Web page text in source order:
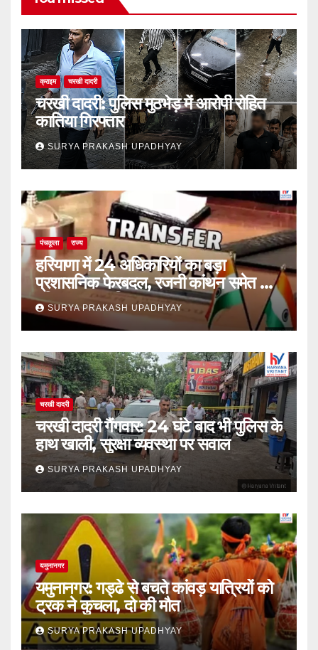
क्राइम चरखी दादरी
चरखी दादरी: पुलिस मुठभेड़ में आरोपी रोहित
कातिया गिरफ्तार
SURYA PRAKASH UPADHYAY
पंचकूला राज्य
हरियाणा में 24 अधिकारियों का बड़ा
प्रशासनिक फेरबदल, रजनी कांथन समेत कई
वरिष्ठ IAS शामिल
SURYA PRAKASH UPADHYAY
चरखी दादरी
चरखी दादरी गैंगवार: 24 घंटे बाद भी पुलिस के
हाथ खाली, सुरक्षा व्यवस्था पर सवाल
SURYA PRAKASH UPADHYAY
यमुनानगर
यमुनानगर: गड्ढे से बचते कांवड़ यात्रियों को
ट्रक ने कुचला, दो की मौत
SURYA PRAKASH UPADHYAY